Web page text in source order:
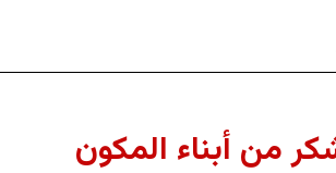
من أبناء المكون